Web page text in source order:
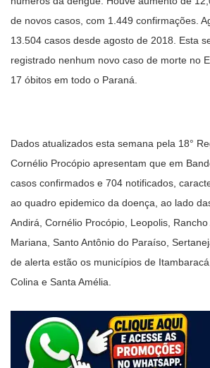
de novos casos, com 1.449 confirmações.
13.504 casos desde agosto de 2018. Esta
registrado nenhum novo caso de morte no
17 óbitos em todo o Paraná.
Dados atualizados esta semana pela 18°
Cornélio Procópio apresentam que em
casos confirmados e 704 notificados,
ao quadro epidemico da doença, ao lado
Andirá, Cornélio Procópio, Leopolis, Rancho
Mariana, Santo Antônio do Paraíso,
de alerta estão os municípios de
Colina e Santa Amélia.